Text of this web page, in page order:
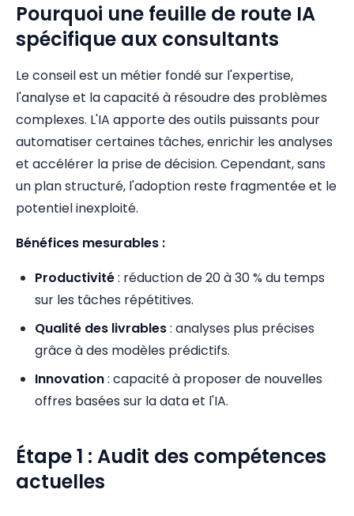
Pourquoi une feuille de route IA
spécifique aux consultants
Le conseil est un métier fondé sur l'expertise,
l'analyse et la capacité à résoudre des problèmes
complexes. L'IA apporte des outils puissants pour
automatiser certaines tâches, enrichir les analyses
et accélérer la prise de décision. Cependant, sans
un plan structuré, l'adoption reste fragmentée et le
potentiel inexploité.
Bénéfices mesurables :
Productivité: réduction de 20 à 30 % du temps
sur les tâches répétitives.
Qualité des livrables: analyses plus précises
grâce à des modèles prédictifs.
Innovation: capacité à proposer de nouvelles
offres basées sur la data et l'IA.
Étape 1 : Audit des compétences
actuelles